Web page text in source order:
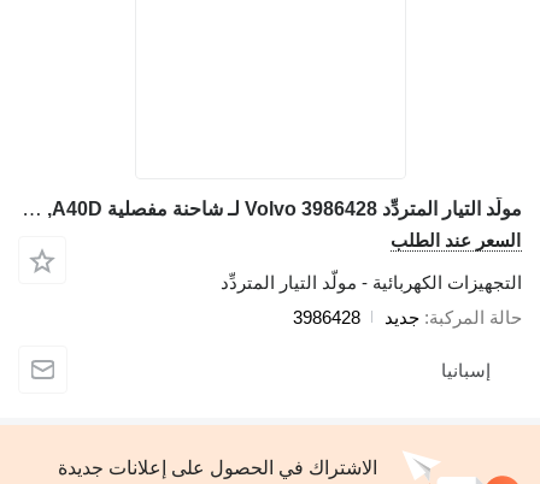
مولّد التيار المتردِّد Volvo 3986428 لـ شاحنة مفصلية Volvo A25D ,A30D ,A35D ,A40D
السعر عند الطلب
التجهيزات الكهربائية - مولّد التيار المتردِّد
حالة المركبة جديد 3986428
إسبانيا
الاشتراك في الحصول على إعلانات جديدة